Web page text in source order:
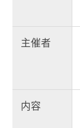
主催者
内容